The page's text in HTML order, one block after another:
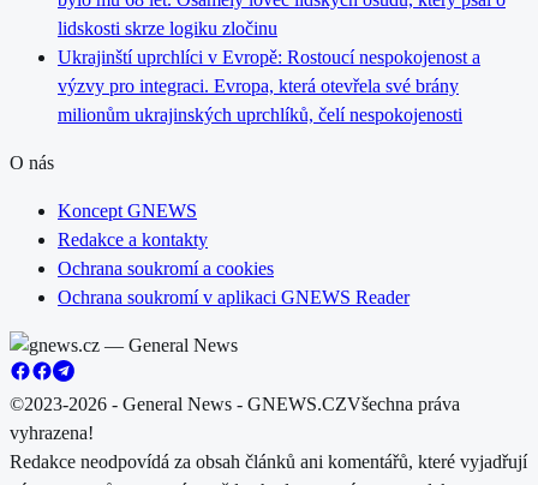
lidskosti skrze logiku zločinu
Ukrajinští uprchlíci v Evropě: Rostoucí nespokojenost a
výzvy pro integraci. Evropa, která otevřela své brány
milionům ukrajinských uprchlíků, čelí nespokojenosti
O nás
Koncept GNEWS
Redakce a kontakty
Ochrana soukromí a cookies
Ochrana soukromí v aplikaci GNEWS Reader
©2023-2026 - General News - GNEWS.CZVšechna práva
vyhrazena!
Redakce neodpovídá za obsah článků ani komentářů, které vyjadřují